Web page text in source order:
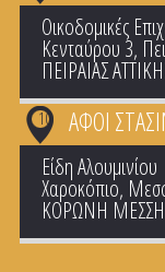
Οικοδομικές
Κενταύρου 3,
ΠΕΙΡΑΙΑΣ
ΑΦΟΙ
10
Είδη Αλουμινίου
Χαροκόπιο,
ΚΟΡΩΝΗ